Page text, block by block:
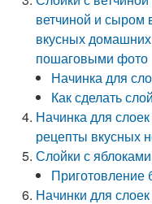
ветчиной и сыром
вкусных домашних
пошаговыми фото
Начинка для
Как сделать
Начинка для
рецепты вкусных
Слойки с
Начинки для